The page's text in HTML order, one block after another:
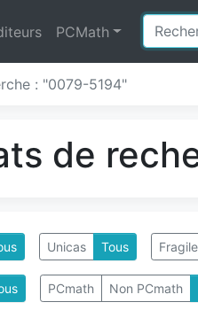
PCMath
: "0079-5194"
de
Unicas Tous Fragile
PCmath Non PCmath